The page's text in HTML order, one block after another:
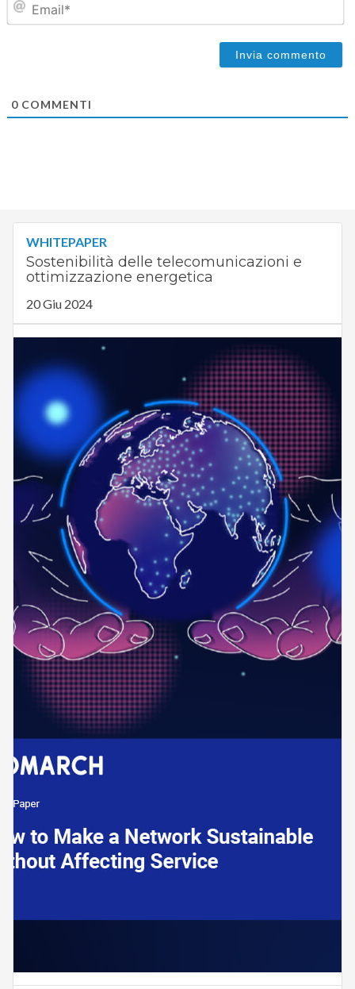
0COMMENTI
WHITEPAPER
Sostenibilità delle telecomunicazioni e
ottimizzazione energetica
20 Giu 2024